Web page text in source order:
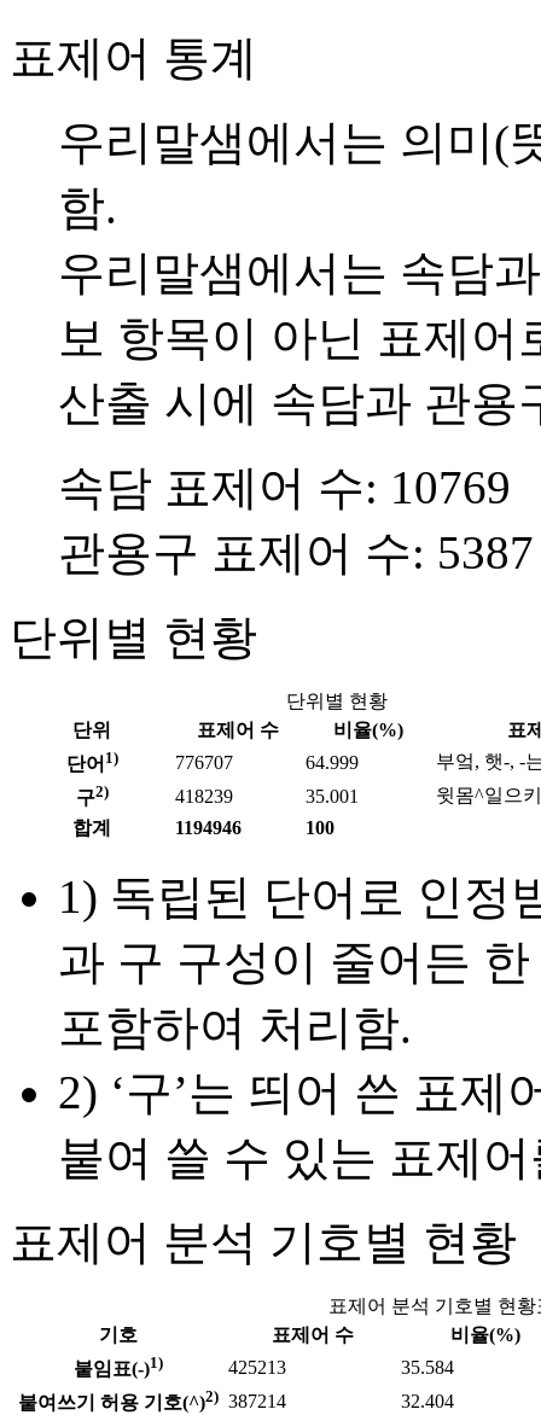
표제어 통계
우리말샘에서는 의미(
함.
우리말샘에서는 속담
보 항목이 아닌 표제어
산출 시에 속담과 관용
속담 표제어 수: 10769
관용구 표제어 수: 5387
단위별 현황
단위별 현황
단위
표제어 수 비율(%)
표
단어 1) 776707 64.999
부엌, 햇-, -
구2) 418239 35.001
윗몸^일으
합계
1194946 100
1) 독립된 단어로 인정
과 구 구성이 줄어든
포함하여 처리함.
2) ‘구’는 띄어 쓴 표
붙여 쓸 수 있는 표제
표제어 분석 기호별 현황
표제어 분석 기호별 현황
기호
표제어 수
비율(%)
붙임표(-)1) 425213
35.584
붙여쓰기 허용 기호(^)2) 387214 32.404